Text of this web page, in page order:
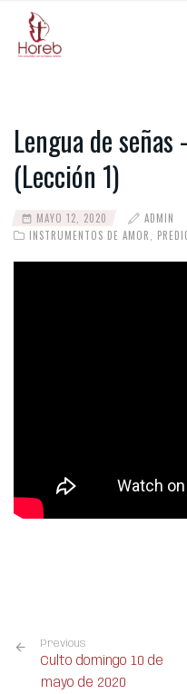
Lengua de
(Lección 1)
MAYO 12, 2020
ADMIN
INSTRUMENTOS DE AMOR
Previous
Culto domingo 10 de
mayo de 2020